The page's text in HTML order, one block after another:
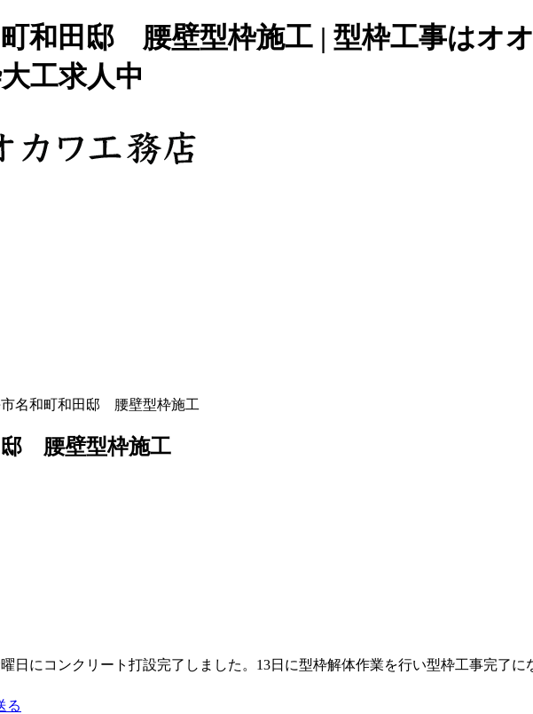
和田邸 腰壁型枠施工 | 型枠工事はオ
工求人中
名和町和田邸 腰壁型枠施工
腰壁型枠施工
日にコンクリート打設完了しました。13日に型枠解体作業を行い型枠工事完了に